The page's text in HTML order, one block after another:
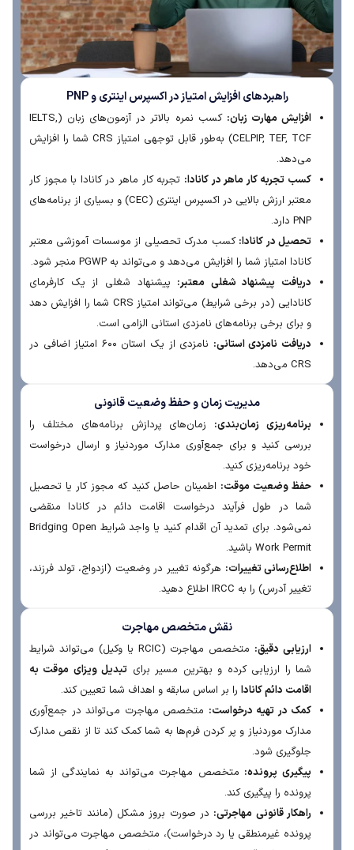
راهبردهای افزایش امتیاز در اکسپرس اینتری و PNP
افزایش مهارت زبان:
کسب نمره بالاتر در آزمون‌های زبان (IELTS,
CELPIP, TEF, TCF) به‌طور قابل توجهی امتیاز CRS شما را افزایش
کسب تجربه کار ماهر در کانادا: تجربه کار ماهر در کانادا با مجوز کار
معتبر ارزش بالایی در اکسپرس اینتری (CEC) و بسیاری از برنامه‌های
تحصیل در کانادا: کسب مدرک تحصیلی از موسسات آموزشی معتبر
کانادا امتیاز شما را افزایش می‌دهد و می‌تواند به PGWP منجر شود.
دریافت پیشنهاد شغلی معتبر:پیشنهاد شغلی از یک کارفرمای
کانادایی (در برخی شرایط) می‌تواند امتیاز CRS شما را افزایش دهد
و برای برخی برنامه‌های نامزدی استانی الزامی است.
دریافت نامزدی استانی:
نامزدی از یک استان ۶۰۰ امتیاز اضافی در
مدیریت زمان و حفظ وضعیت قانونی
برنامه‌ریزی زمان‌بندی:زمان‌های پردازش برنامه‌های مختلف را
بررسی کنید و برای جمع‌آوری مدارک موردنیاز و ارسال درخواست
خود برنامه‌ریزی کنید.
حفظ وضعیت موقت:اطمینان حاصل کنید که مجوز کار یا تحصیل
شما در طول فرآیند درخواست اقامت دائم در کانادا منقضی
نمی‌شود. برای تمدید آن اقدام کنید یا واجد شرایط Bridging Open
Work Permit باشید.
اطلاع‌رسانی تغییرات: هرگونه تغییر در وضعیت (ازدواج، تولد فرزند،
تغییر آدرس) را به IRCC اطلاع دهید.
نقش متخصص مهاجرت
ارزیابی دقیق:
متخصص مهاجرت (RCIC یا وکیل) می‌تواند شرایط
شما را ارزیابی کرده و بهترین مسیر برایتبدیل ویزای موقت به
اقامت دائم کانادارا بر اساس سابقه و اهداف شما تعیین کند.
کمک در تهیه درخواست:متخصص مهاجرت می‌تواند در جمع‌آوری
مدارک موردنیاز و پر کردن فرم‌ها به شما کمک کند تا از نقص مدارک
جلوگیری شود.
پیگیری پرونده:متخصص مهاجرت می‌تواند به نمایندگی از شما
پرونده را پیگیری کند.
راهکار قانونی مهاجرتی: در صورت بروز مشکل (مانند تاخیر بررسی
پرونده غیرمنطقی یا رد درخواست)، متخصص مهاجرت می‌تواند در